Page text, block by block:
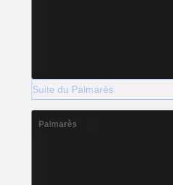
Suite du Palmarès
Palmarès